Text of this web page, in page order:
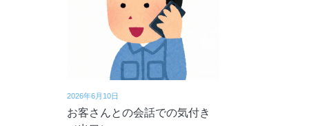
2026年6月10日
お客さんとの会話での気付き